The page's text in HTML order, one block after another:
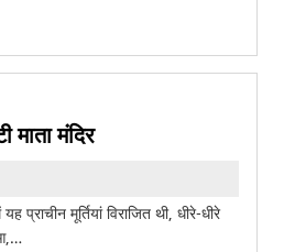
माता मंदिर
मूर्तियां विराजित थी, धीरे-धीरे